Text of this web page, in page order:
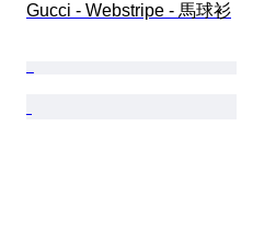
Gucci - Webstripe - 馬球衫